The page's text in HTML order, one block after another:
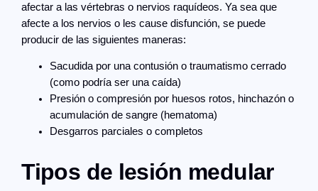
afectar a las vértebras o nervios raquídeos. Ya sea que
afecte a los nervios o les cause disfunción, se puede
producir de las siguientes maneras:
Sacudida por una contusión o traumatismo cerrado
(como podría ser una caída)
Presión o compresión por huesos rotos, hinchazón o
acumulación de sangre (hematoma)
Desgarros parciales o completos
Tipos de lesión medular